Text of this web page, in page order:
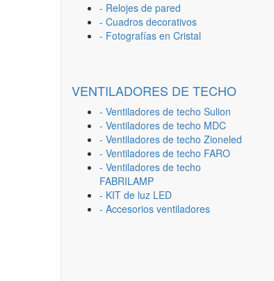
- Relojes de pared
- Cuadros decorativos
- Fotografías en Cristal
VENTILADORES DE TECHO
- Ventiladores de techo Sulion
- Ventiladores de techo MDC
- Ventiladores de techo Zioneled
- Ventiladores de techo FARO
- Ventiladores de techo
FABRILAMP
- KIT de luz LED
- Accesorios ventiladores